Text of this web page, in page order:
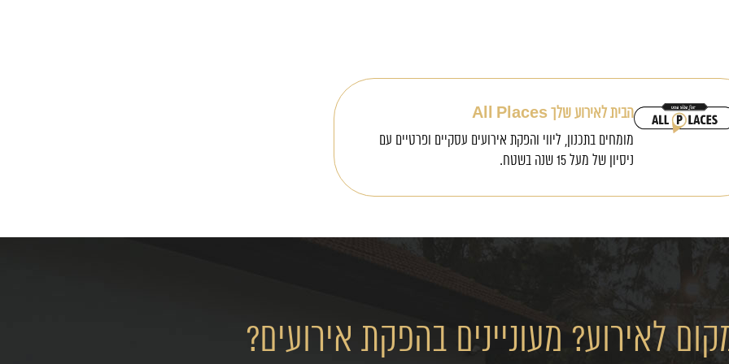
הבית לאירוע שלך All Places
מומחים בתכנון, ליווי והפקת אירועים עסקיים ופרטיים עם
ניסיון של מעל 15 שנה בשטח.
לאירוע? מעוניינים בהפקת אירועים?